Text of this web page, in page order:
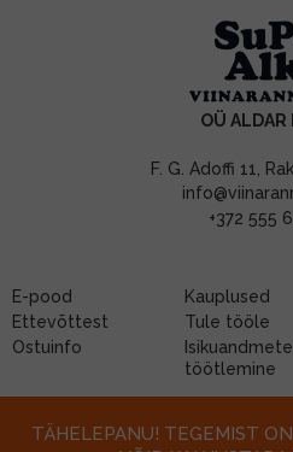
OÜ ALDAR
F. G. Adoffi 11,
+372 555
E-pood Kauplused
Ettevõttest
Tule tööle
Ostuinfo
Isikuandmete
töötlemine
TÄHELEPANU! TEGEMIST